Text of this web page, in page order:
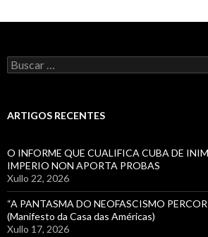
Buscar:
ARTIGOS RECENTES
O INFORME QUE CUALIFICA CUBA DE
IMPERIO NON APORTA PROBAS
Xullo 22, 2026
“A PANTASMA DO NEOFASCISMO
(Manifesto da Casa das Américas)
Xullo 17, 2026